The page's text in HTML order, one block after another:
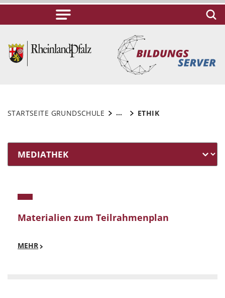
STARTSEITE GRUNDSCHULE ... ETHIK
Materialien zum Teilrahmenplan
MEHR